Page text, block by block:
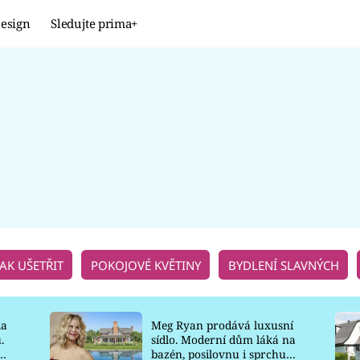
Sledujte prima+
UŠETŘIT POKOJOVÉ KVĚTINY BYDLENÍ SLAVNÝCH
Meg Ryan prodává luxusní
sídlo. Moderní dům láká na
bazén, posilovnu i sprchu